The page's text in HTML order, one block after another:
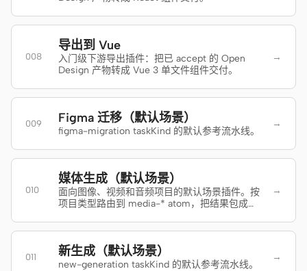
幻灯片
设计系统
独立开发者 设计师
AI 线框图生成器 AI UI 生成器
AI 原型生成器
008
导出到 Vue
入门级下游导出插件：把已 accept 的 Open
Design 产物转成 Vue 3 单文件组件交付。
→
009 Figma 迁移（默认场景）
figma-migration taskKind 的默认参考流水线。
→
010
媒体生成（默认场景）
面向图像、视频和音频项目的默认场景插件。按
项目类型路由到 media-* atom，把结果包成
→
011 新生成（默认场景）
new-generation taskKind 的默认参考流水线。
→